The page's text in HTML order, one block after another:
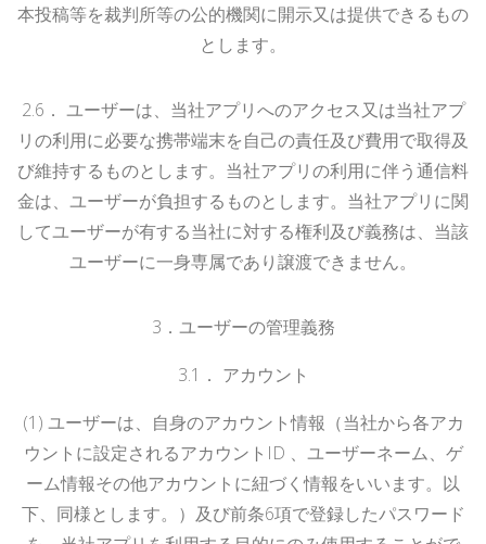
本投稿等を裁判所等の公的機関に開示又は提供できるもの
とします。
2.6 ． ユーザーは、当社アプリへのアクセス又は当社アプ
リの利用に必要な携帯端末を自己の責任及び費用で取得及
び維持するものとします。当社アプリの利用に伴う通信料
金は、ユーザーが負担するものとします。当社アプリに関
してユーザーが有する当社に対する権利及び義務は、当該
ユーザーに一身専属であり譲渡できません。
3 ．ユーザーの管理義務
3.1 ． アカウント
(1) ユーザーは、自身のアカウント情報（当社から各アカ
ウントに設定されるアカウント ID 、ユーザーネーム、ゲ
ーム情報その他アカウントに紐づく情報をいいます。以
下、同様とします。）及び前条6項で登録したパスワード